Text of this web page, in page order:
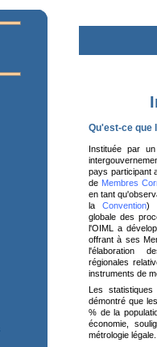
Qu'est-ce que
Instituée par
pays participant
de Membres
en tant
la Convention)
globale des
l'OIML a
offrant à ses
l'élaboration
régionales
instruments de
Les
démontré que
% de la
économie,
métrologie légale.